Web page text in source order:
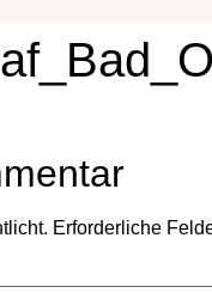
Erforderliche